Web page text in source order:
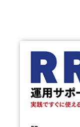
基礎医学(93)
衛生・公衆衛生学(14)